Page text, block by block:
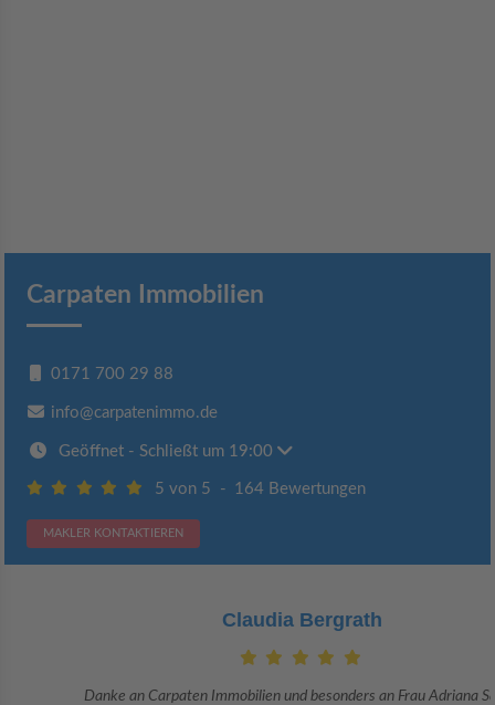
Carpaten Immobilien
0171 700 29 88
info@carpatenimmo.de
Geöffnet - Schließt um 19:00
5 von 5 - 164 Bewertungen
MAKLER KONTAKTIEREN
Claudia Bergrath
Danke an Carpaten Immobilien und besonders an Frau Adriana Sarca.